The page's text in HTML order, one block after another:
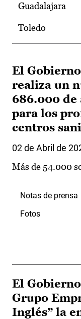
Guadalajara
Toledo
El
realiza un
686.000
para los
centros
02 de Abril de
Más de 54.000
Notas de prensa
Fotos
El
Grupo
Inglés” la